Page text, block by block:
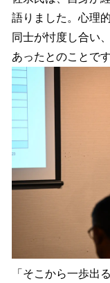
語りました。心理
同士が忖度し合い
あったとのことです
「そこから一歩出